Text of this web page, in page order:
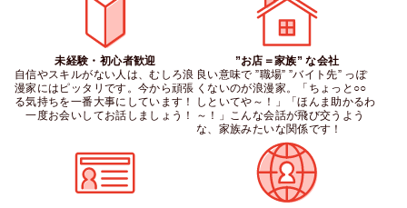
未経験・初心者歓迎
自信やスキルがない人は、むしろ浪
漫家にはピッタリです。今から頑張
る気持ちを一番大事にしています！
一度お会いしてお話しましょう！
”お店＝家族” な会社
良い意味で ”職場” ”バイト先” っぽ
くないのが浪漫家。「ちょっと○○
しといてや～！」「ほんま助かるわ
～！」こんな会話が飛び交うよう
な、家族みたいな関係です！